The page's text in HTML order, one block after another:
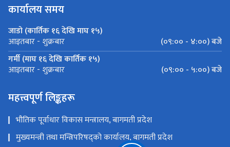
कार्यालय समय
जाडो (कार्तिक १६ देखि माघ १५)
आइतबार - शुक्रबार
(०९:०० - ४:००) बजे
गर्मी (माघ १६ देखि कार्तिक १५)
आइतबार - शुक्रबार (०९:०० - ५:००) बजे
महत्त्वपूर्ण लिङ्कहरू
भौतिक पूर्वाधार विकास मन्त्रालय, बागमती प्रदेश
मुख्यमन्त्री तथा मन्त्रिपरिषद्को कार्यालय, बागमती प्रदेश